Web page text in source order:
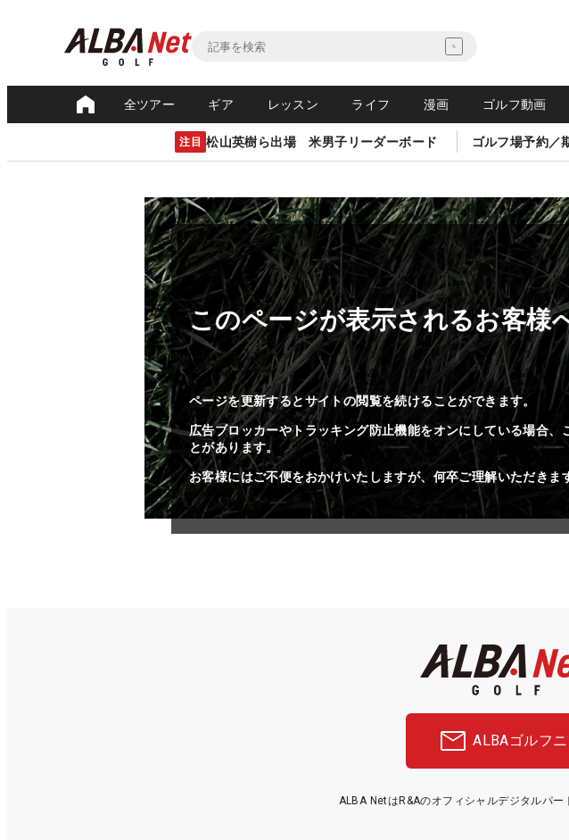
全ツアー ギア レッスン ライフ 漫画 ゴルフ動画
注目 松山英樹ら出場 米男子リーダーボード ゴルフ場予約／
このページが表示されるお客様
ページを更新するとサイトの閲覧を続けることができます。
広告ブロッカーやトラッキング防止機能をオンにしている場合、
とがあります。
お客様にはご不便をおかけいたしますが、何卒ご理解いただきま
ALBAゴルフ
ALBA NetはR&Aのオフィシャルデジタルパー